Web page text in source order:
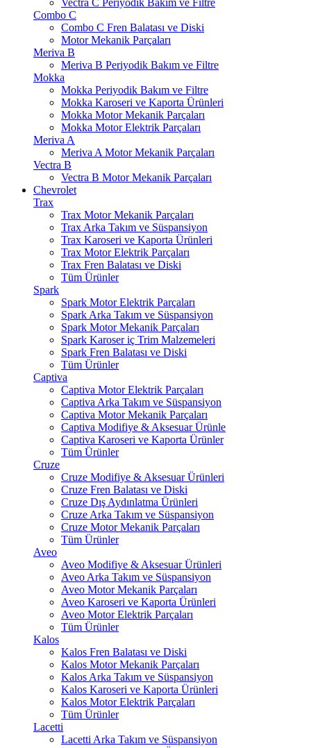
Vectra C Periyodik Bakım ve Filtre
Combo C
Combo C Fren Balatası ve Diski
Motor Mekanik Parçaları
Meriva B
Meriva B Periyodik Bakım ve Filtre
Mokka
Mokka Periyodik Bakım ve Filtre
Mokka Karoseri ve Kaporta Ürünleri
Mokka Motor Mekanik Parçaları
Mokka Motor Elektrik Parçaları
Meriva A
Meriva A Motor Mekanik Parçaları
Vectra B
Vectra B Motor Mekanik Parçaları
Chevrolet
Trax
Trax Motor Mekanik Parçaları
Trax Arka Takım ve Süspansiyon
Trax Karoseri ve Kaporta Ürünleri
Trax Motor Elektrik Parçaları
Trax Fren Balatası ve Diski
Tüm Ürünler
Spark
Spark Motor Elektrik Parçaları
Spark Arka Takım ve Süspansiyon
Spark Motor Mekanik Parçaları
Spark Karoser iç Trim Malzemeleri
Spark Fren Balatası ve Diski
Tüm Ürünler
Captiva
Captiva Motor Elektrik Parçaları
Captiva Arka Takım ve Süspansiyon
Captiva Motor Mekanik Parçaları
Captiva Modifiye & Aksesuar Ürünle
Captiva Karoseri ve Kaporta Ürünler
Tüm Ürünler
Cruze
Cruze Modifiye & Aksesuar Ürünleri
Cruze Fren Balatası ve Diski
Cruze Dış Aydınlatma Ürünleri
Cruze Arka Takım ve Süspansiyon
Cruze Motor Mekanik Parçaları
Tüm Ürünler
Aveo
Aveo Modifiye & Aksesuar Ürünleri
Aveo Arka Takım ve Süspansiyon
Aveo Motor Mekanik Parçaları
Aveo Karoseri ve Kaporta Ürünleri
Aveo Motor Elektrik Parçaları
Tüm Ürünler
Kalos
Kalos Fren Balatası ve Diski
Kalos Motor Mekanik Parçaları
Kalos Arka Takım ve Süspansiyon
Kalos Karoseri ve Kaporta Ürünleri
Kalos Motor Elektrik Parçaları
Tüm Ürünler
Lacetti
Lacetti Arka Takım ve Süspansiyon